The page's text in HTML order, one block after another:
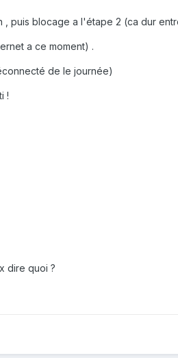
puis blocage a l'étape 2 (ca dur
a ce moment) .
de le journée)
!
dire quoi ?